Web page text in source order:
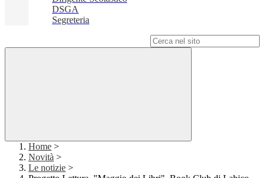
DSGA
Segreteria
Home >
Novità >
Le notizie >